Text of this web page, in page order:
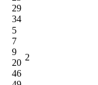
29
34
5
7
9
20
46
2